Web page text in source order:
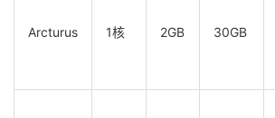
Arcturus 1核 2GB 30GB